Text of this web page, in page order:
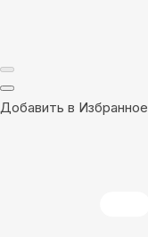
Добавить в Избранное